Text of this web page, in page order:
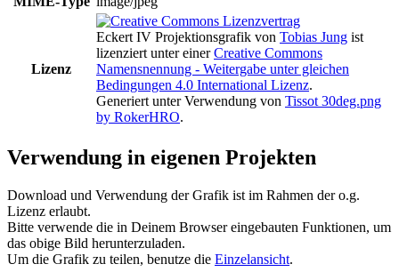
Lizenz
Eckert IV Projektionsgrafik von Tobias Jung ist
lizenziert unter einerCreative Commons
Namensnennung - Weitergabe unter gleichen
Bedingungen 4.0 International Lizenz.
Generiert unter Verwendung von Tissot 30deg.png
by RokerHRO.
Verwendung in eigenen Projekten
Download und Verwendung der Grafik ist im Rahmen der o.g.
Lizenz erlaubt.
Bitte verwende die in Deinem Browser eingebauten Funktionen, um
das obige Bild herunterzuladen.
Um die Grafik zu teilen, benutze die Einzelansicht.